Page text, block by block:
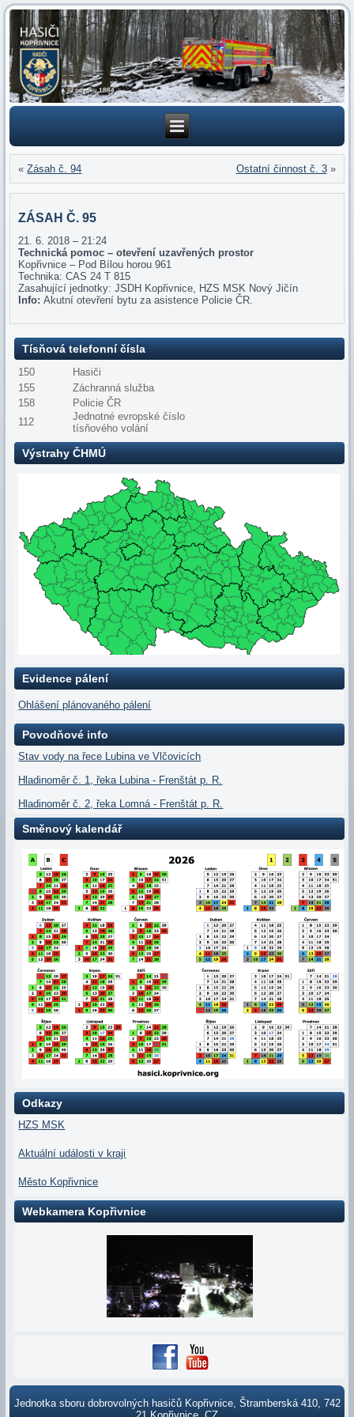
«Zásah č. 94 Ostatní činnost č. 3»
ZÁSAH Č. 95
21. 6. 2018 – 21:24
Technická pomoc – otevření uzavřených prostor
Kopřivnice – Pod Bílou horou 961
Technika: CAS 24 T 815
Zasahující jednotky: JSDH Kopřivnice, HZS MSK Nový Jičín
Info:Akutní otevření bytu za asistence Policie ČR.
Tísňová telefonní čísla
150
Hasiči
155
Záchranná služba
158
Policie ČR
112
Jednotné evropské číslo
tísňového volání
Výstrahy ČHMÚ
Evidence pálení
Ohlášení plánovaného pálení
Povodňové info
Stav vody na řece Lubina ve Vlčovicích
Hladinoměr č. 1, řeka Lubina - Frenštát p. R.
Hladinoměr č. 2, řeka Lomná - Frenštát p. R.
Směnový kalendář
Odkazy
HZS MSK
Aktuální události v kraji
Město Kopřivnice
Webkamera Kopřivnice
Jednotka sboru dobrovolných hasičů Kopřivnice, Štramberská 410, 742